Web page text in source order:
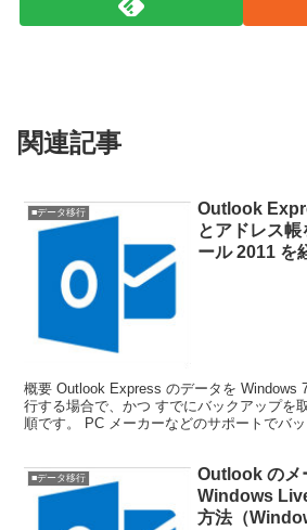
関連記事
■データ移行
Outlook
とアドレス
ール 2011 を
概要 Outlook Express のデータを Windows
行する場合で、かつ すでにバックアップを
順です。 PC メーカーなどのサポートでバッ
■データ移行
Outlook のメ
Windows
方法（